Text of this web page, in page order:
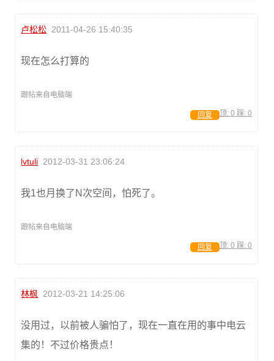
卢松松 2011-04-26 15:40:35
现在怎么打算的
跟帖来自电脑端
顶: 0 踩: 0
回复
lvtuli 2012-03-31 23:06:24
我1也月换了N次空间，怕死了。
跟帖来自电脑端
顶: 0 踩: 0
回复
林枫 2012-03-21 14:25:06
没用过，以前被人骗怕了，现在一直在用的事中电云
集的！不过价格贵点！